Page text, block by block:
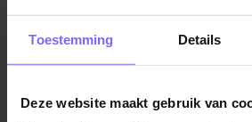
Toestemming Details
Deze website maakt gebruik van